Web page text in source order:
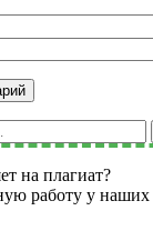
на плагиат?
работу у